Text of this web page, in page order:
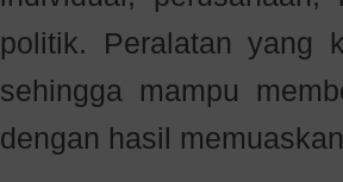
politik. Peralatan yang
sehingga mampu
dengan hasil